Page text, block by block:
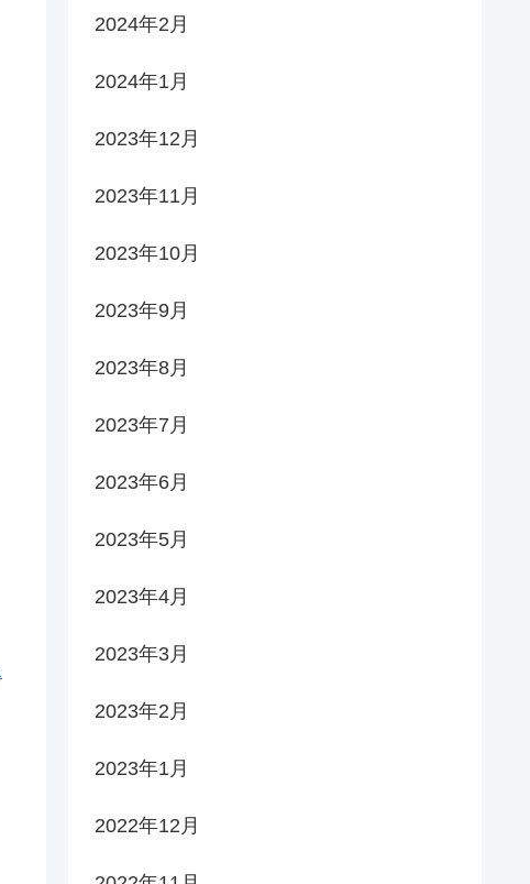
2024年2月
2024年1月
2023年12月
2023年11月
2023年10月
2023年9月
2023年8月
2023年7月
2023年6月
2023年5月
2023年4月
2023年3月
2023年2月
2023年1月
2022年12月